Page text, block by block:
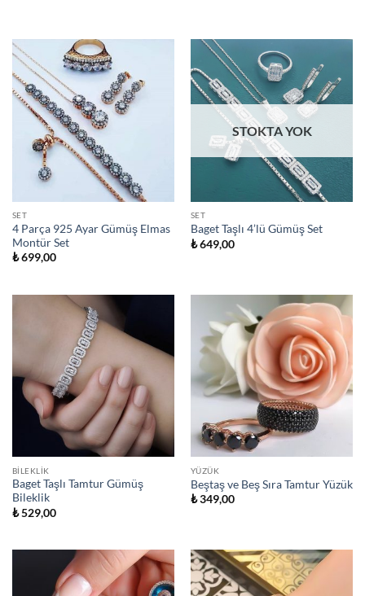
SET
4 Parça 925 Ayar Gümüş Elmas
Montür Set
₺699,00
STOKTA YOK
SET
Baget Taşlı 4’lü Gümüş Set
₺649,00
BILEKLIK
Baget Taşlı Tamtur Gümüş
Bileklik
₺529,00
YÜZÜK
Beştaş ve Beş Sıra Tamtur Yüzük
₺349,00